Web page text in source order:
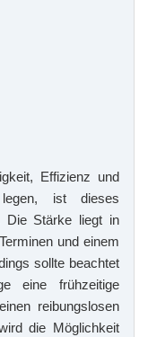
Effizienz und
legen, ist dieses
Die Stärke liegt in
und einem
sollte beachtet
eine frühzeitige
reibungslosen
die Möglichkeit